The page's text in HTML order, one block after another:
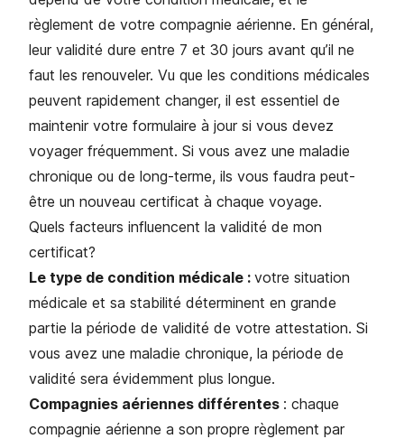
règlement de votre compagnie aérienne. En général,
leur validité dure entre 7 et 30 jours avant qu’il ne
faut les renouveler. Vu que les conditions médicales
peuvent rapidement changer, il est essentiel de
maintenir votre formulaire à jour si vous devez
voyager fréquemment. Si vous avez une maladie
chronique ou de long-terme, ils vous faudra peut-
être un nouveau certificat à chaque voyage.
Quels facteurs influencent la validité de mon
certificat?
Le type de condition médicale : votre situation
médicale et sa stabilité déterminent en grande
partie la période de validité de votre attestation. Si
vous avez une maladie chronique, la période de
validité sera évidemment plus longue.
Compagnies aériennes différentes : chaque
compagnie aérienne a son propre règlement par